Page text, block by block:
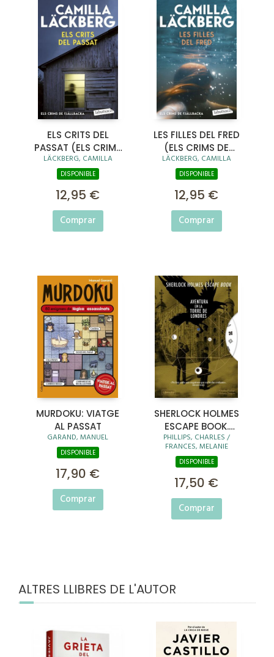
ELS CRITS DEL
PASSAT (ELS CRIMS
DE FJÄLLBACKA)
LÄCKBERG, CAMILLA
DISPONIBLE
12,95 €
Comprar
LES FILLES DEL FRED
(ELS CRIMS DE
FJÄLLBACKA)
LÄCKBERG, CAMILLA
DISPONIBLE
12,95 €
Comprar
MURDOKU: VIATGE
AL PASSAT
GARAND, MANUEL
DISPONIBLE
17,90 €
Comprar
SHERLOCK HOLMES
ESCAPE BOOK.
AVENTURA EN LA
TORRE DE LONDRES
PHILLIPS, CHARLES /
FRANCES, MELANIE
DISPONIBLE
17,50 €
Comprar
ALTRES LLIBRES DE L'AUTOR